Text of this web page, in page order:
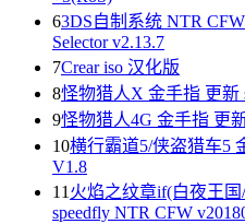
63DS自制系统 NTR
Selector v2.13.7
7Crear iso 汉化版
8怪物猎人X 金手指 更新
9怪物猎人4G 金手指 更
10横行霸道5/侠盗猎车5
V1.8
11 火焰之纹章if(白夜王
speedfly NTR CFW